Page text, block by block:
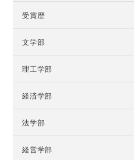
受賞歴
文学部
理工学部
経済学部
法学部
経営学部